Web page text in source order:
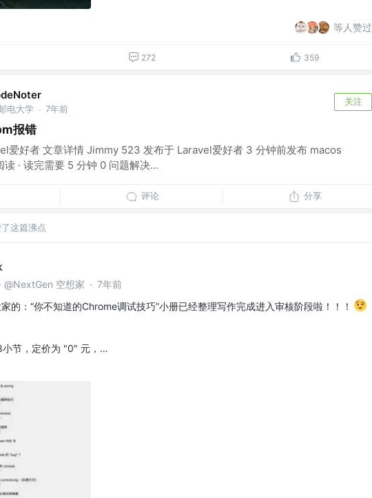
等人赞过
272 359
电大学 · 7年前
关注
报错
爱好者 文章详情 Jimmy 523 发布于 Laravel爱好者 3 分钟前发布 macos
· 读完需要 5 分钟 0 问题解决...
评论 分享
这篇沸点
@NextGen 空想家 · 7年前
的：“你不知道的Chrome调试技巧”小册已经整理写作完成进入审核阶段啦！！！
小节，定价为 "0" 元，…